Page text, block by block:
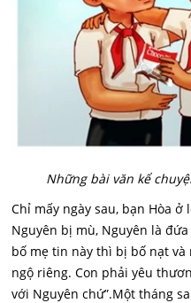
Những bài văn kể
Chỉ mấy ngày sau, bạn Hòa
Nguyên bị mù, Nguyên là
bố mẹ tin này thì bị bố nạt và
ngộ riêng. Con phải yêu
với Nguyên chứ”.Một tháng